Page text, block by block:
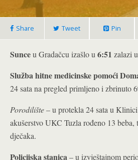
Share Tweet Pin
Sunceu Gradačcu izašlo u 6:51 zalazi u
Služba hitne medicinske pomoći
24 sata na pregled primljeno i zbrinuto
Porodilište– u protekla 24 sata u
akušerstvo UKC Tuzla rođeno 13 beba,
dječaka.
Policijska stanica– u izvještajnom